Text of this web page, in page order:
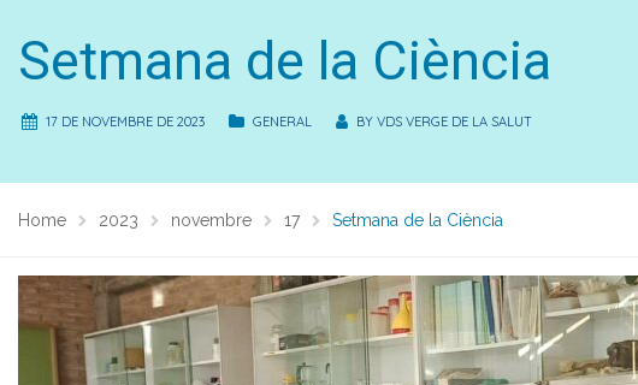
Setmana de la Ciència
17 DE NOVEMBRE DE 2023 GENERAL BY VDS VERGE DE LA SALUT
Home 2023 novembre 17 Setmana de la Ciència